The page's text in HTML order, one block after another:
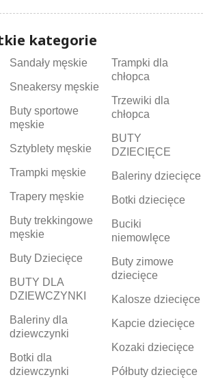
kategorie
Sandały męskie
Sneakersy męskie
Buty sportowe
męskie
Sztyblety męskie
Trampki męskie
Trapery męskie
Buty trekkingowe
męskie
Buty Dziecięce
BUTY DLA
DZIEWCZYNKI
Baleriny dla
dziewczynki
Botki dla
dziewczynki
Trampki dla
chłopca
Trzewiki dla
chłopca
BUTY
DZIECIĘCE
Baleriny dziecięce
Botki dziecięce
Buciki
niemowlęce
Buty zimowe
dziecięce
Kalosze dziecięce
Kapcie dziecięce
Kozaki dziecięce
Półbuty dziecięce